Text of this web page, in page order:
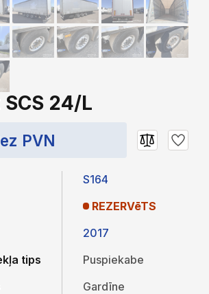
24/L
PVN
tips
S164
REZERVēTS
2017
Puspiekabe
Gardīne